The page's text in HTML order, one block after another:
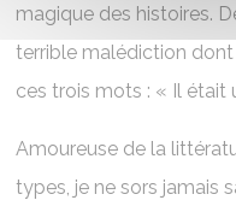
magique des histoires.
terrible malédiction
ces trois mots : « Il était
Amoureuse de la
types, je ne sors jamais